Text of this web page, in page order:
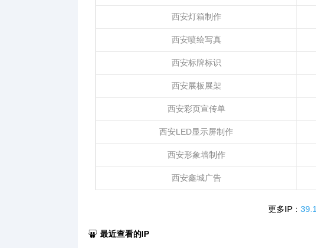
西安灯箱制作
西安喷绘写真
西安标牌标识
西安展板展架
西安彩页宣传单
西安LED显示屏制作
西安形象墙制作
西安鑫城广告
更多IP：
最近查看的IP